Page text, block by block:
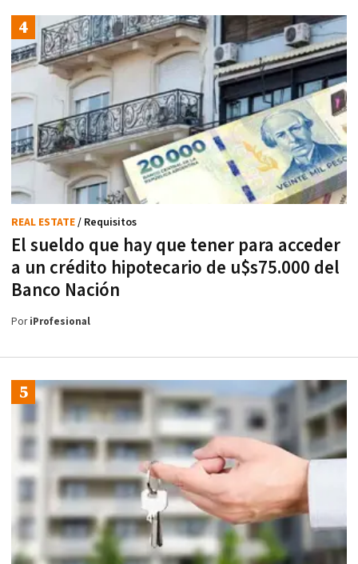
El sueldo que hay que tener para acceder
a un crédito hipotecario de u$s75.000 del
Banco Nación
REAL ESTATE/ Requisitos
PoriProfesional